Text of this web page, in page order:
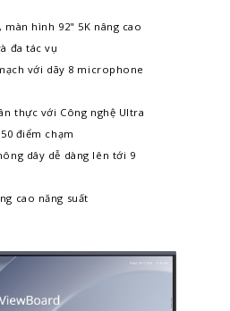
màn hình 92" 5K nâng cao
đa tác vụ
với dãy 8 microphone
thực với Công nghệ Ultra
điểm chạm
dây dễ dàng lên tới 9
cao năng suất